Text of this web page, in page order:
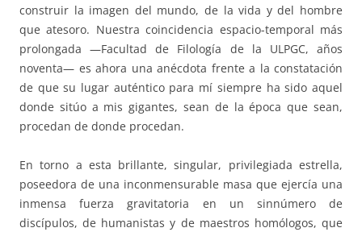
construir la imagen del mundo, de la vida y del hombre
que atesoro. Nuestra coincidencia espacio-temporal más
prolongada —Facultad de Filología de la ULPGC, años
noventa— es ahora una anécdota frente a la constatación
de que su lugar auténtico para mí siempre ha sido aquel
donde sitúo a mis gigantes, sean de la época que sean,
procedan de donde procedan.
En torno a esta brillante, singular, privilegiada estrella,
poseedora de una inconmensurable masa que ejercía una
inmensa fuerza gravitatoria en un sinnúmero de
discípulos, de humanistas y de maestros homólogos, que